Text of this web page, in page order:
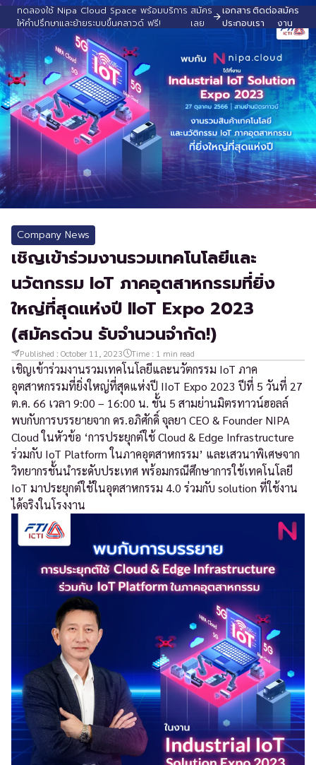
ทดลองใช้ Nipa Cloud Space พร้อมบริการ
ให้คำปรึกษาและย้ายระบบขึ้นคลาวด์ ฟรี!
สมัคร
เลย
เอกสาร
ประกอบ
ติดต่อ
เรา
สมัคร
งาน
Company News
เชิญเข้าร่วมงานรวมเทคโนโลยีและ
นวัตกรรม IoT ภาคอุตสาหกรรมที่ยิ่ง
ใหญ่ที่สุดแห่งปี IIoT Expo 2023
(สมัครด่วน รับจำนวนจำกัด!)
Published : October 11, 2023 Time : 1 min read
เชิญเข้าร่วมงานรวมเทคโนโลยีและนวัตกรรม IoT ภาค
อุตสาหกรรมที่ยิ่งใหญ่ที่สุดแห่งปี IIoT Expo 2023 ปีที่ 5 วันที่ 27
ต.ค. 66 เวลา 9:00 – 16:00 น. ชั้น 5 สามย่านมิตรทาวน์ฮอลล์
พบกับการบรรยายจาก ดร.อภิศักดิ์ จุลยา CEO & Founder NIPA
Cloud ในหัวข้อ ‘การประยุกต์ใช้ Cloud & Edge Infrastructure
ร่วมกับ IoT Platform ในภาคอุตสาหกรรม’ และเสวนาพิเศษจาก
วิทยากรชั้นนำระดับประเทศ พร้อมกรณีศึกษาการใช้เทคโนโลยี
IoT มาประยุกต์ใช้ในอุตสาหกรรม 4.0 ร่วมกับ solution ที่ใช้งาน
ได้จริงในโรงงาน